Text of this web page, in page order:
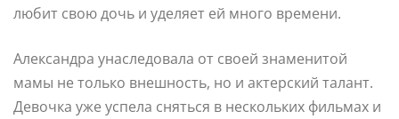
любит свою дочь и уделяет ей много времени.
Александра унаследовала от своей знаменитой
мамы не только внешность, но и актерский талант.
Девочка уже успела сняться в нескольких фильмах и